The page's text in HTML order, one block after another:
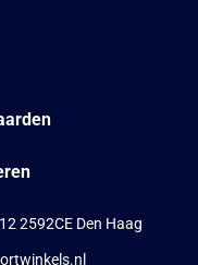
2592CE Den Haag